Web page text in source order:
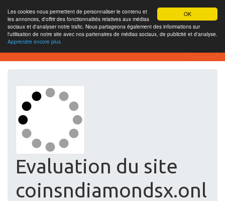
OK
Les cookies nous permettent de personnaliser le contenu et
les annonces, d'offrir des fonctionnalités relatives aux médias
sociaux et d'analyser notre trafic. Nous partageons également des informations sur
l'utilisation de notre site avec nos partenaires de médias sociaux, de publicité et d'analyse.
Apprendre encore plus
Free SEO Testing Tool
Evaluation du site
coinsndiamondsx.onl